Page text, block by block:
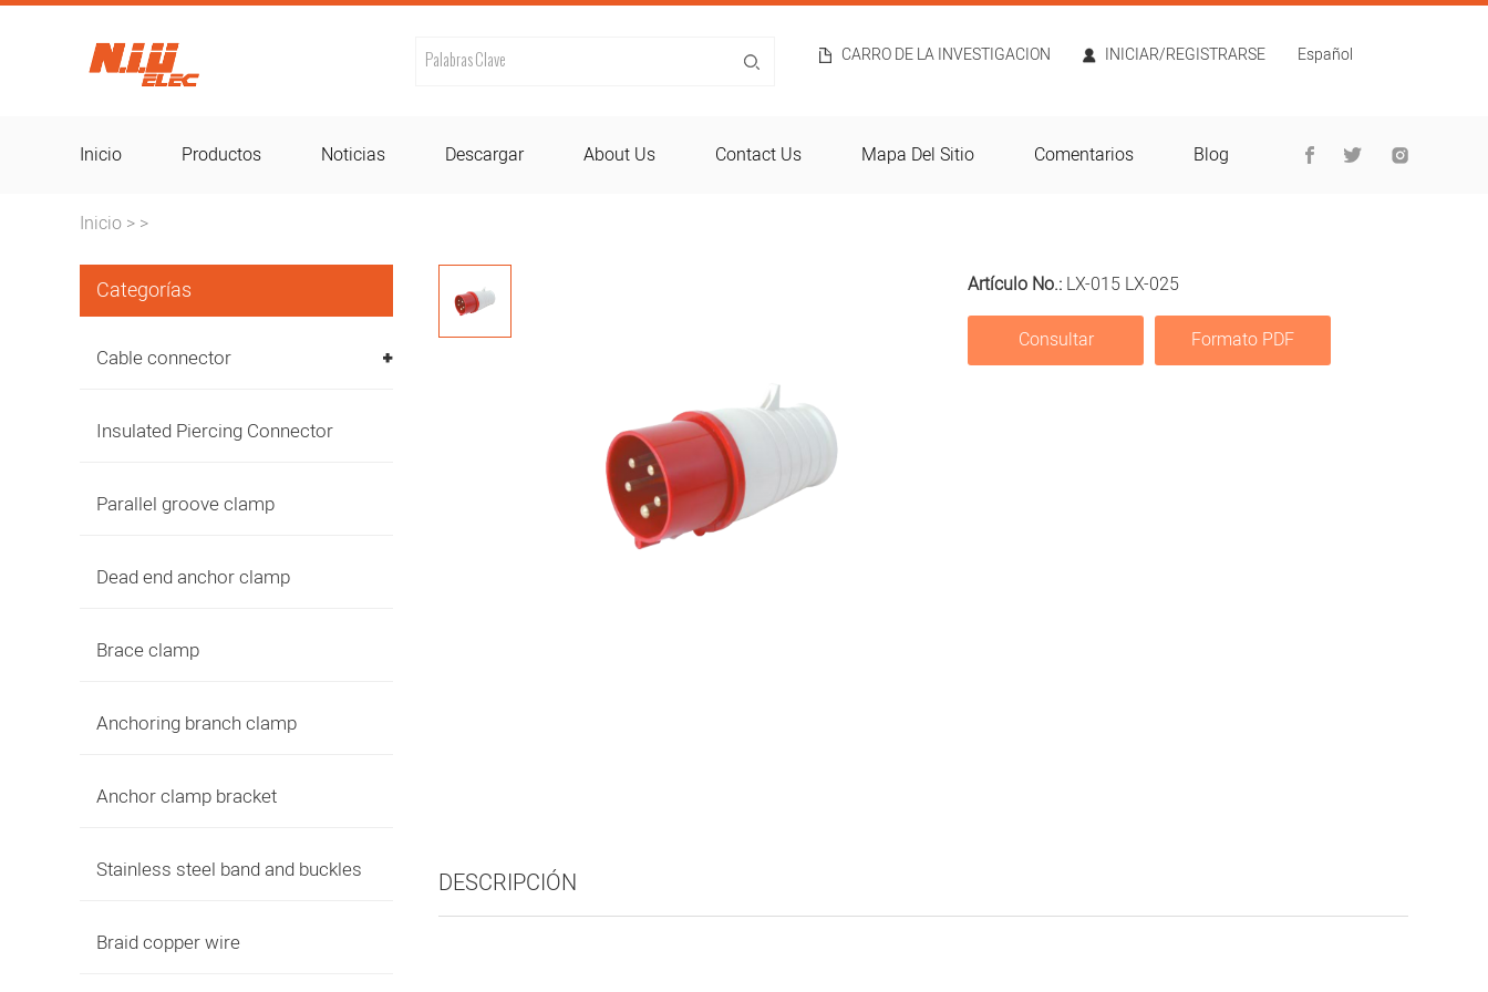
CARRO DE LA INVESTIGACION INICIAR/REGISTRARSE Español
Inicio Productos Noticias Descargar About Us Contact Us Mapa Del Sitio Comentarios Blog
Inicio > >
Categorías
Cable connector
Insulated Piercing Connector
Parallel groove clamp
Dead end anchor clamp
Brace clamp
Anchoring branch clamp
Anchor clamp bracket
Stainless steel band and buckles
Braid copper wire
Artículo No.: LX-015 LX-025
Consultar Formato PDF
DESCRIPCIÓN